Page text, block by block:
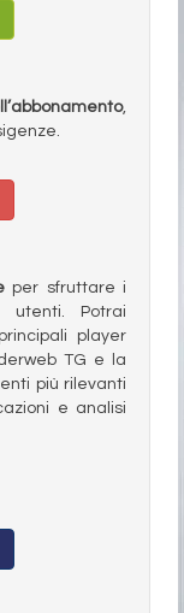
,
per sfruttare i
Potrai
player
TG e la
più rilevanti
e analisi